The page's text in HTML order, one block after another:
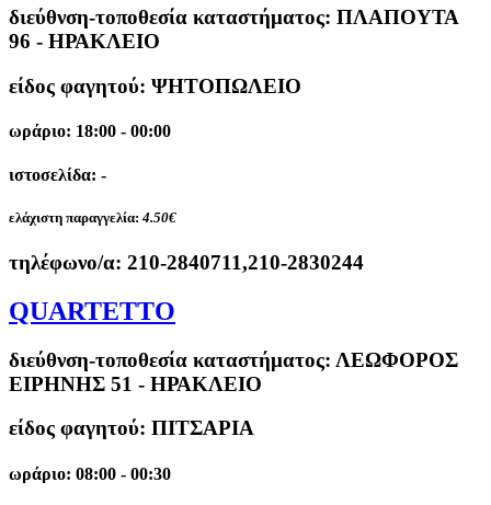
διεύθνση-τοποθεσία καταστήματος: ΠΛΑΠΟΥΤΑ
96 - ΗΡΑΚΛΕΙΟ
είδος φαγητού: ΨΗΤΟΠΩΛΕΙΟ
ωράριο: 18:00 - 00:00
ιστοσελίδα: -
ελάχιστη παραγγελία: 4.50€
τηλέφωνο/α: 210-2840711,210-2830244
QUARTETTO
διεύθνση-τοποθεσία καταστήματος: ΛΕΩΦΟΡΟΣ
ΕΙΡΗΝΗΣ 51 - ΗΡΑΚΛΕΙΟ
είδος φαγητού: ΠΙΤΣΑΡΙΑ
ωράριο: 08:00 - 00:30